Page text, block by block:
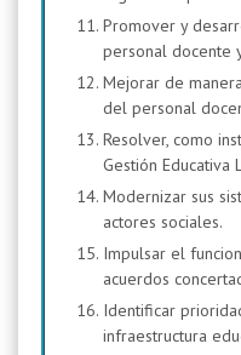
Promover y
personal docente
Mejorar de
del personal
Resolver, como
Gestión Educativa
Modernizar sus
actores sociales.
Impulsar el
acuerdos
Identificar
infraestructura